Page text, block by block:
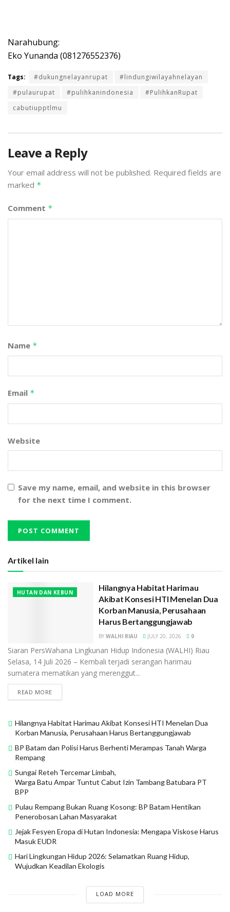
Narahubung:
Eko Yunanda (081276552376)
Tags: #dukungnelayanrupat
#lindungiwilayahnelayan
#pulaurupat
#pulihkanindonesia
#PulihkanRupat
cabutiupptlmu
Leave a Reply
Your email address will not be published. Required fields are
marked *
Comment *
Name *
Email *
Website
Save my name, email, and website in this browser
for the next time I comment.
Artikel lain
HUTAN DAN KEBUN
Hilangnya Habitat Harimau
Akibat Konsesi HTI Menelan Dua
Korban Manusia, Perusahaan
Harus Bertanggungjawab
BY WALHI RIAU JULY 20, 2026 0
Siaran PersWahana Lingkunan Hidup Indonesia (WALHI) Riau
Selasa, 14 Juli 2026 – Kembali terjadi serangan harimau
sumatera mematikan yang merenggut...
READ MORE
Hilangnya Habitat Harimau Akibat Konsesi HTI Menelan Dua
Korban Manusia, Perusahaan Harus Bertanggungjawab
BP Batam dan Polisi Harus Berhenti Merampas Tanah Warga
Rempang
Sungai Reteh Tercemar Limbah,
Warga Batu Ampar Tuntut Cabut Izin Tambang Batubara PT
BPP
Pulau Rempang Bukan Ruang Kosong: BP Batam Hentikan
Penerobosan Lahan Masyarakat
Jejak Fesyen Eropa di Hutan Indonesia: Mengapa Viskose Harus
Masuk EUDR
Hari Lingkungan Hidup 2026: Selamatkan Ruang Hidup,
Wujudkan Keadilan Ekologis
LOAD MORE